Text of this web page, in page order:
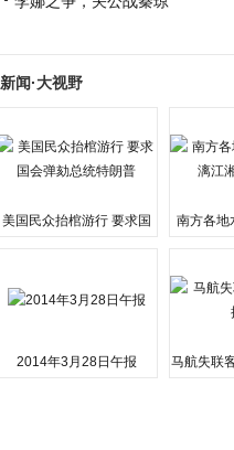
新闻·大视野
美国民众抬棺游行 要求国
南方各地
2014年3月28日午报
马航失联